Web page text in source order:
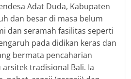
Adat Duda, Kabupaten
dan besar di masa belum
dan seramah fasilitas seperti
pada didikan keras dan
bermata pencaharian
tradisional Bali. Ia